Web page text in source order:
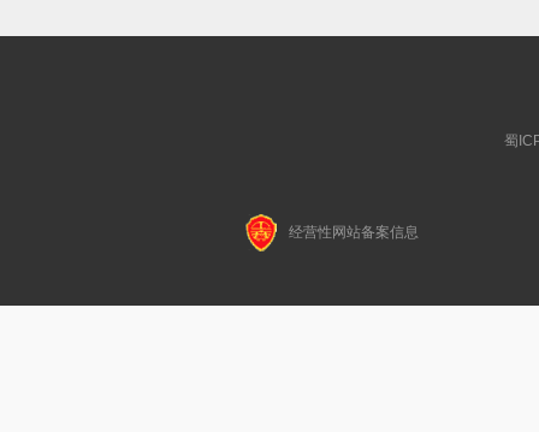
蜀
经营性网站备案信息